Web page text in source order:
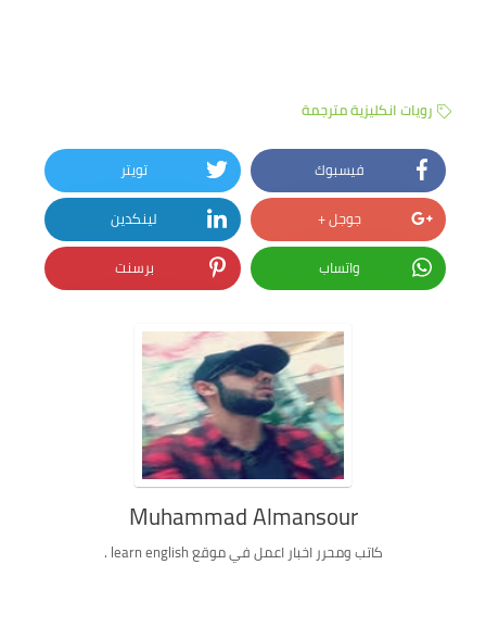
رويات انكليزية مترجمة
فيسبوك
تويتر
جوجل +
لينكدين
واتساب
برسنت
Muhammad Almansour
كاتب ومحرر اخبار اعمل في موقع learn english .